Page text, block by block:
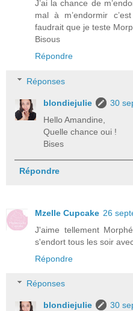
J’ai la chance de
mal à m’endormir
faudrait que je teste
Bisous
Répondre
Réponses
blondiejulie
30
Hello Amandine,
Quelle chance oui !
Bises
Répondre
Mzelle Cupcake 26
J'aime tellement
s'endort tous les soir
Répondre
Réponses
blondiejulie
30